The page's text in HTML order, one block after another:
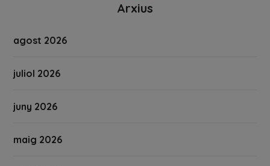
Arxius
agost 2026
juliol 2026
juny 2026
maig 2026